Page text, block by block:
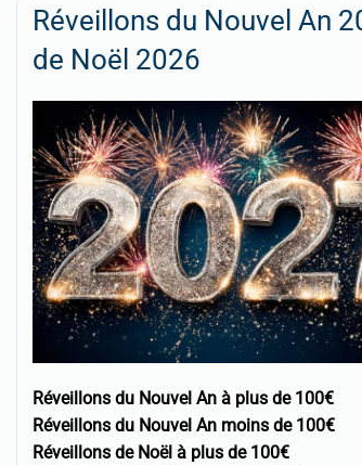
Réveillons du Nouvel An
de Noël 2026
Réveillons du Nouvel An à plus de 100€
Réveillons du Nouvel An moins de 100€
Réveillons de Noël à plus de 100€